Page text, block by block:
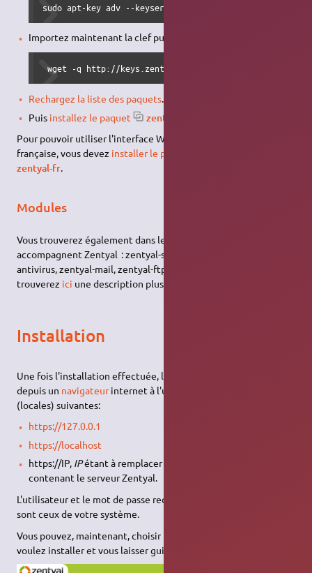
sudo apt-key adv --keyserver keyserver.ubuntu.com --
Importez maintenant la clef publique :
wget -q http://keys.zentyal.org/zentyal-3.3-
Rechargez la liste des paquets.
Puis installez le paquet zentyal
Pour pouvoir utiliser l'interface Web de Zentyal en langue
française, vous devez installer le paquet
zentyal-fr.
Modules
Vous trouverez également dans le dépôt les modules qui
accompagnent Zentyal : zentyal-samba, zentyal-ntp, zentyal-
antivirus, zentyal-mail, zentyal-ftp, zentyal-monitor… Vous
trouverez ici une description plus détaillée de chaque modules.
Installation
Une fois l'installation effectuée, le serveur est accessible
depuis un navigateurinternet à l'une des adresses
(locales) suivantes:
https://127.0.0.1
https://localhost
https://IP, IPétant à remplacer par l'
contenant le serveur Zentyal.
L'utilisateur et le mot de passe requis pour administrer Zentyal
sont ceux de votre système.
Vous pouvez, maintenant, choisir les composants que vous
voulez installer et vous laisser guider par l'installateur.